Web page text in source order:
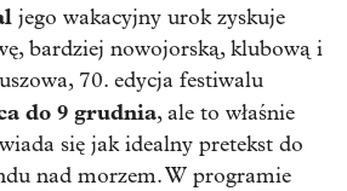
jego wakacyjny urok zyskuje
bardziej nowojorską, klubową i
70. edycja festiwalu
do 9 grudnia, ale to właśnie
się jak idealny pretekst do
nad morzem. W programie